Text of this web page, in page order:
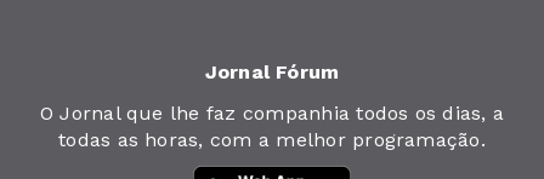
Jornal Fórum
O Jornal que lhe faz companhia todos os dias, a
todas as horas, com a melhor programação.